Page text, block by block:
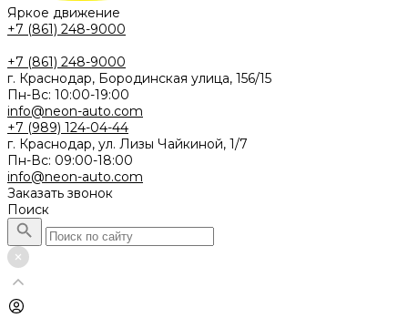
Яркое движение
+7 (861) 248-9000
+7 (861) 248-9000
г. Краснодар, Бородинская улица, 156/15
Пн-Вс: 10:00-19:00
info@neon-auto.com
+7 (989) 124-04-44
г. Краснодар, ул. Лизы Чайкиной, 1/7
Пн-Вс: 09:00-18:00
info@neon-auto.com
Заказать звонок
Поиск